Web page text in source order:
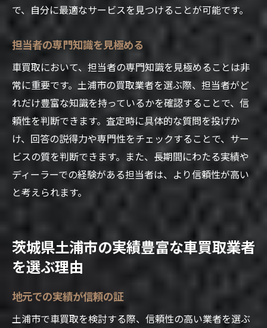
で、自分に最適なサービスを見つけることが可能です。
担当者の専門知識を見極める
車買取において、担当者の専門知識を見極めることは非
常に重要です。土浦市の買取業者を選ぶ際、担当者がど
れだけ豊富な知識を持っているかを確認することで、信
頼性を判断できます。査定時に具体的な質問を投げか
け、回答の説得力や専門性をチェックすることで、サー
ビスの質を判断できます。また、長期間にわたる実績や
ディーラーでの経験がある担当者は、より信頼性が高い
と考えられます。
茨城県土浦市の実績豊富な車買取業者
を選ぶ理由
地元での実績が信頼の証
土浦市で車買取を検討する際、信頼性の高い業者を選ぶ